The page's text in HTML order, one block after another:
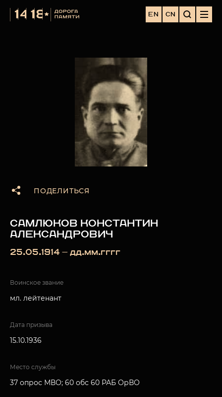
EN CN
ПОДЕЛИТЬСЯ
САМЛЮКОВ КОНСТАНТИН
АЛЕКСАНДРОВИЧ
25.05.1914 — дд.мм.гггг
Воинское звание
мл. лейтенант
Дата призыва
15.10.1936
Место службы
37 опрос МВО; 60 обс 60 РАБ ОрВО